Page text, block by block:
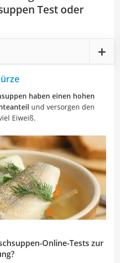
Test oder
haben einen hohen
und versorgen den
Eiweiß.
Online-Tests zur